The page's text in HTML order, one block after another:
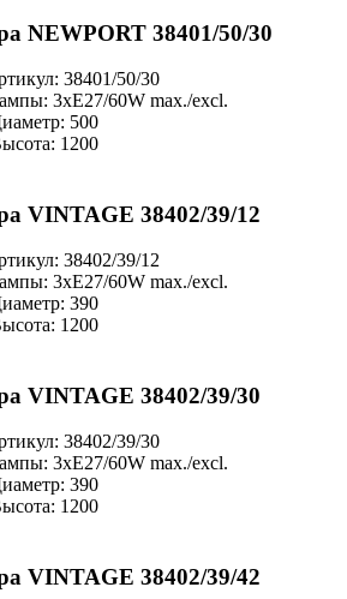
NEWPORT 38401/50/30
38401/50/30
3xE27/60W max./excl.
500
1200
VINTAGE 38402/39/12
38402/39/12
3xE27/60W max./excl.
390
1200
VINTAGE 38402/39/30
38402/39/30
3xE27/60W max./excl.
390
1200
VINTAGE 38402/39/42